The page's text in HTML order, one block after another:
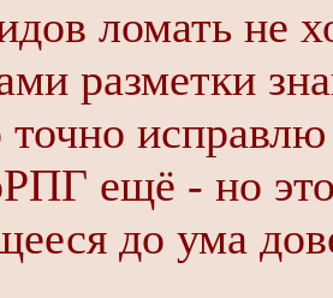
ломать не
разметки
точно
ещё - но
до ума